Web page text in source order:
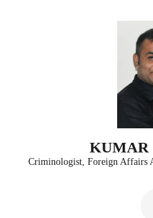
KUMAR
Criminologist, Foreign Affairs